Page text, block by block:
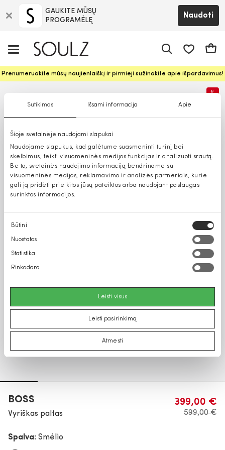
Sutikimas Išsami informacija Apie
Šioje svetainėje naudojami slapukai
Naudojame slapukus, kad galėtume suasmeninti turinį bei
skelbimus, teikti visuomeninės medijos funkcijas ir analizuoti srautą.
Be to, svetainės naudojimo informaciją bendriname su
visuomeninės medijos, reklamavimo ir analizės partneriais, kurie
gali ją pridėti prie kitos jūsų pateiktos arba naudojant paslaugas
surinktos informacijos.
Sutikimo
pasirinkimas
Būtini
Nuostatos
Statistika
Rinkodara
Leisti visus
Leisti pasirinkimą
Atmesti
GAUKITE MŪSŲ
PROGRAMĖLĘ
Naudoti
Prenumeruokite mūsų naujienlaiškį ir pirmieji sužinokite apie išpardavimus!
%
BOSS
Vyriškas paltas
399,00 €
599,00 €
Spalva: Smėlio